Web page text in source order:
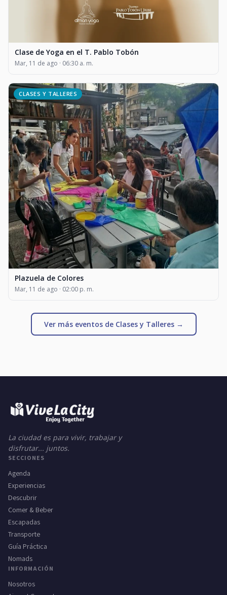
Clase de Yoga en el T. Pablo Tobón
Mar, 11 de ago · 06:30 a. m.
CLASES Y TALLERES
Plazuela de Colores
Mar, 11 de ago · 02:00 p. m.
Ver más eventos de Clases y Talleres →
La ciudad es para vivir, trabajar y
disfrutar... juntos.
SECCIONES
Agenda
Experiencias
Descubrir
Comer & Beber
Escapadas
Transporte
Guía Práctica
Nomads
INFORMACIÓN
Nosotros